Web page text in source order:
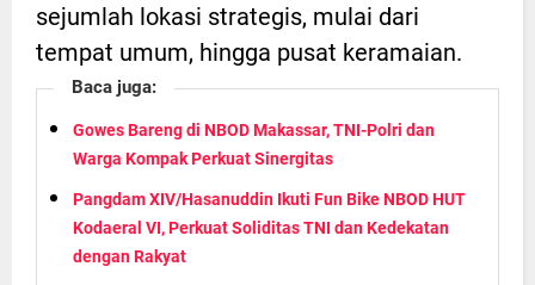
sejumlah lokasi strategis, mulai dari
tempat umum, hingga pusat keramaian.
Baca juga:
Gowes Bareng di NBOD Makassar, TNI-Polri dan
Warga Kompak Perkuat Sinergitas
Pangdam XIV/Hasanuddin Ikuti Fun Bike NBOD HUT
Kodaeral VI, Perkuat Soliditas TNI dan Kedekatan
dengan Rakyat